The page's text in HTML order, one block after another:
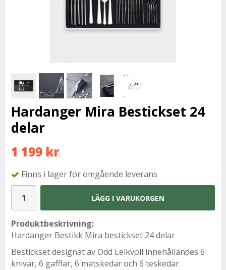
Hardanger Mira Bestickset 24
delar
1 199 kr
Finns i lager för omgående leverans
LÄGG I VARUKORGEN
Produktbeskrivning:
Hardanger Bestikk Mira bestickset 24 delar
Bestickset designat av Odd Leikvoll innehållandes 6
knivar, 6 gafflar, 6 matskedar och 6 teskedar.